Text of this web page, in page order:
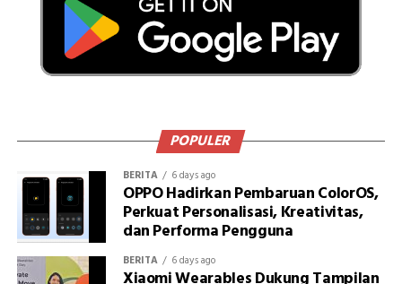
POPULER
BERITA 6 days ago
OPPO Hadirkan Pembaruan ColorOS,
Perkuat Personalisasi, Kreativitas,
dan Performa Pengguna
BERITA 6 days ago
Xiaomi Wearables Dukung Tampilan